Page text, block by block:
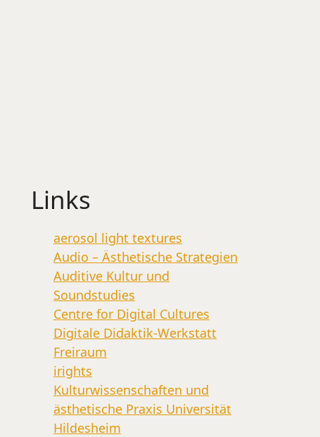
Links
aerosol light textures
Audio – Ästhetische Strategien
Auditive Kultur und
Soundstudies
Centre for Digital Cultures
Digitale Didaktik-Werkstatt
Freiraum
irights
Kulturwissenschaften und
ästhetische Praxis Universität
Hildesheim